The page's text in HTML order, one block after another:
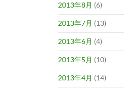
2013年8月 (6)
2013年7月 (13)
2013年6月 (4)
2013年5月 (10)
2013年4月 (14)